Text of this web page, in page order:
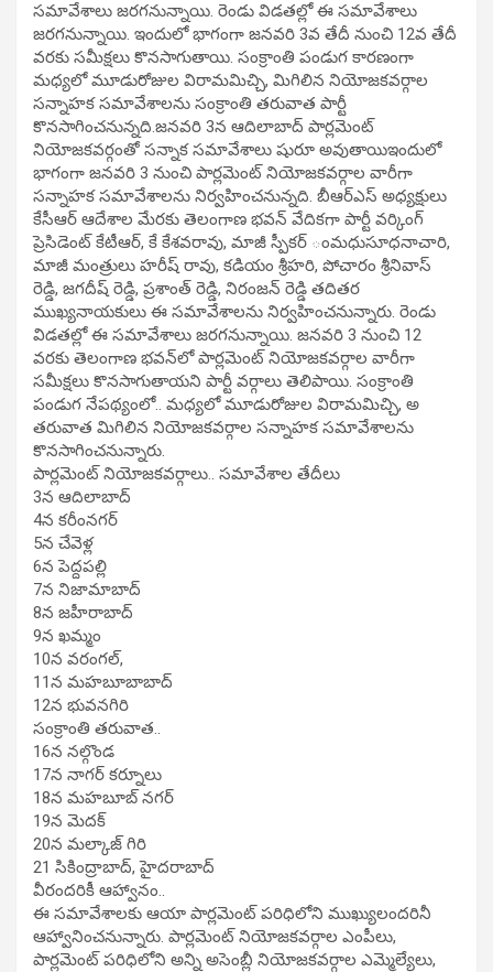
సమావేశాలు జరగనున్నాయి. రెండు విడతల్లో ఈ సమావేశాలు
జరగనున్నాయి. ఇందులో భాగంగా జనవరి 3వ తేదీ నుంచి 12వ తేదీ
వరకు సమీక్షలు కొనసాగుతాయి. సంక్రాంతి పండుగ కారణంగా
మధ్యలో మూడురోజుల విరామమిచ్చి, మిగిలిన నియోజకవర్గాల
సన్నాహక సమావేశాలను సంక్రాంతి తరువాత పార్టీ
కొనసాగించనున్నది.జనవరి 3న ఆదిలాబాద్‌ పార్లమెంట్‌
నియోజకవర్గంతో సన్నాక సమావేశాలు షురూ అవుతాయిఇందులో
భాగంగా జనవరి 3 నుంచి పార్లమెంట్ నియోజకవర్గాల వారీగా
సన్నాహక సమావేశాలను నిర్వహించనున్నది. బీఆర్ఎస్ అధ్యక్షులు
కేసీఆర్ ఆదేశాల మేరకు తెలంగాణ భవన్ వేదికగా పార్టీ వర్కింగ్
ప్రెసిడెంట్ కేటీఆర్, కే కేశవరావు, మాజీ స్పీకర్ ంమధుసూధనాచారి,
మాజీ మంత్రులు హరీష్ రావు, కడియం శ్రీహరి, పోచారం శ్రీనివాస్
రెడ్డి, జగదీష్ రెడ్డి, ప్రశాంత్ రెడ్డి, నిరంజన్ రెడ్డి తదితర
ముఖ్యనాయకులు ఈ సమావేశాలను నిర్వహించనున్నారు. రెండు
విడతల్లో ఈ సమావేశాలు జరగనున్నాయి. జనవరి 3 నుంచి 12
వరకు తెలంగాణ భవన్‎లో పార్లమెంట్ నియోజకవర్గాల వారీగా
సమీక్షలు కొనసాగుతాయని పార్టీ వర్గాలు తెలిపాయి. సంక్రాంతి
పండుగ నేపథ్యంలో.. మధ్యలో మూడురోజుల విరామమిచ్చి, అ
తరువాత మిగిలిన నియోజకవర్గాల సన్నాహక సమావేశాలను
కొనసాగించనున్నారు.
పార్లమెంట్ నియోజకవర్గాలు.. సమావేశాల తేదీలు
3న ఆదిలాబాద్
4న కరీంనగర్
5న చేవెళ్ల
6న పెద్దపల్లి
7న నిజామాబాద్
8న జహీరాబాద్
9న ఖమ్మం
10న వరంగల్,
11న మహబూబాబాద్
12న భువనగిరి
సంక్రాంతి తరువాత..
16న నల్గొండ
17న నాగర్ కర్నూలు
18న మహబూబ్ నగర్
19న మెదక్
20న మల్కాజ్ గిరి
21 సికింద్రాబాద్, హైదరాబాద్
వీరందరికీ ఆహ్వానం..
ఈ సమావేశాలకు ఆయా పార్లమెంట్ పరిధిలోని ముఖ్యులందరినీ
ఆహ్వానించనున్నారు. పార్లమెంట్ నియోజకవర్గాల ఎంపీలు,
పార్లమెంట్ పరిధిలోని అన్ని అసెంబ్లీ నియోజకవర్గాల ఎమ్మెల్యేలు,